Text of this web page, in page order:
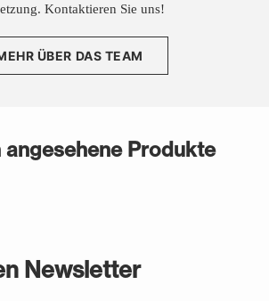
Kontaktieren Sie uns!
ÜBER DAS TEAM
angesehene Produkte
Newsletter